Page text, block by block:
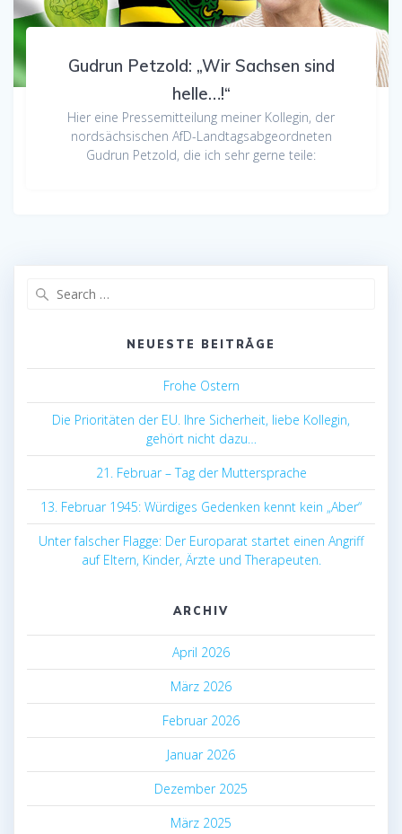
Gudrun Petzold: „Wir Sachsen sind
helle…!“
Hier eine Pressemitteilung meiner Kollegin, der
nordsächsischen AfD-Landtagsabgeordneten
Gudrun Petzold, die ich sehr gerne teile:
NEUESTE BEITRÄGE
Frohe Ostern
Die Prioritäten der EU. Ihre Sicherheit, liebe Kollegin,
gehört nicht dazu…
21. Februar – Tag der Muttersprache
13. Februar 1945: Würdiges Gedenken kennt kein „Aber“
Unter falscher Flagge: Der Europarat startet einen Angriff
auf Eltern, Kinder, Ärzte und Therapeuten.
ARCHIV
April 2026
März 2026
Februar 2026
Januar 2026
Dezember 2025
März 2025